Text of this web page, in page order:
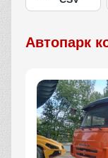
Автопарк